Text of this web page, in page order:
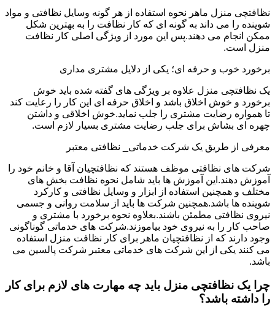
نظافتچی منزل ماهر نحوه استفاده از هر گونه وسایل نظافتی و مواد
شوینده را می داند به گونه ای که کار نظافت را به بهترین شکل
ممکن انجام می دهند.پس این مورد از ویژگی اصلی کار نظافت
منزل است.
برخورد خوب و حرفه ای؛ یکی از دلایل مشتری مداری
یک نظافتچی منزل علاوه بر ویژگی های گفته شده باید خوش
برخورد و خوش اخلاق باشد و اخلاق حرفه ای این کار را رعایت کند
تا همواره رضایت مشتری را جلب نماید.خوش اخلاقی و داشتن
چهره ای بشاش برای جلب رضایت مشتری بسیار لازم است.
معرفی از طریق یک شرکت خدماتی_ نظافتی معتبر
شرکت های نظافتی موظف هستند که نظافتچیان آقا و خانم خود را
آموزش دهند.این آموزش ها باید شامل نحوه نظافت بخش های
مختلف و همچنین استفاده از ابزار و وسایل نظافتی و کارکرد
شوینده ها باشد.همچنین شرکت ها باید از سلامت روانی و جسمی
نیروی نظافتی مطمئن باشند.بعلاوه نحوه برخورد با مشتری و
صاحب کار را به نیروی خود بیاموزند.شرکت های خدماتی گوناگونی
وجود دارند که از نظافتچیان ماهر برای کار نظافت منزل استفاده
می کنند یکی از این شرکت های خدماتی معتبر شرکت پالسین می
باشد.
چرا یک نظافتچی منزل باید چه مهارت های لازم برای کار
را داشته باشد؟